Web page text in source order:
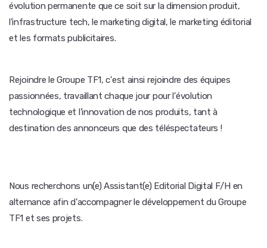
évolution permanente que ce soit sur la dimension produit,
l'infrastructure tech, le marketing digital, le marketing éditorial
et les formats publicitaires.
Rejoindre le Groupe TF1, c'est ainsi rejoindre des équipes
passionnées, travaillant chaque jour pour l'évolution
technologique et l'innovation de nos produits, tant à
destination des annonceurs que des téléspectateurs !
Nous recherchons un(e) Assistant(e) Editorial Digital F/H en
alternance afin d'accompagner le développement du Groupe
TF1 et ses projets.